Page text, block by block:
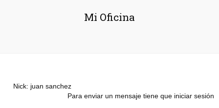
Mi Oficina
Nick: juan sanchez
Para enviar un mensaje tiene que iniciar sesión